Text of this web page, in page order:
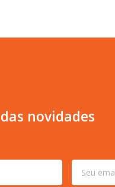
novidades